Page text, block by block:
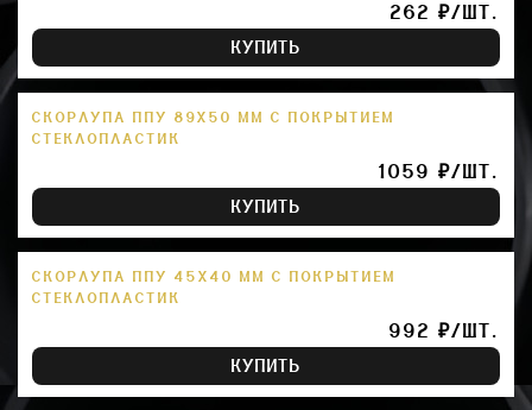
262 ₽/ШТ.
КУПИТЬ
СКОРЛУПА ППУ 89Х50 ММ С ПОКРЫТИЕМ
СТЕКЛОПЛАСТИК
1059 ₽/ШТ.
КУПИТЬ
СКОРЛУПА ППУ 45Х40 ММ С ПОКРЫТИЕМ
СТЕКЛОПЛАСТИК
992 ₽/ШТ.
КУПИТЬ